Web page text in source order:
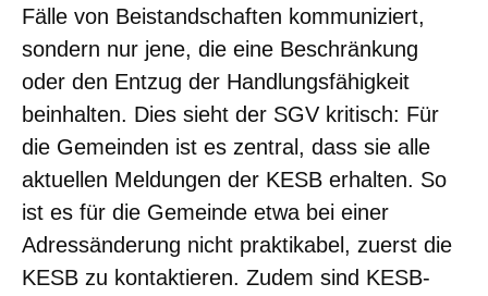
Fälle von Beistandschaften kommuniziert,
sondern nur jene, die eine Beschränkung
oder den Entzug der Handlungsfähigkeit
beinhalten. Dies sieht der SGV kritisch: Für
die Gemeinden ist es zentral, dass sie alle
aktuellen Meldungen der KESB erhalten. So
ist es für die Gemeinde etwa bei einer
Adressänderung nicht praktikabel, zuerst die
KESB zu kontaktieren. Zudem sind KESB-